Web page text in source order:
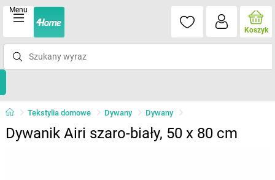
Menu
Koszyk
Tekstylia domowe Dywany Dywany
Dywanik Airi szaro-biały, 50 x 80 cm